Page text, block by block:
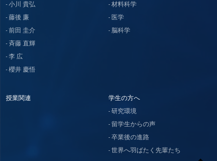
小川 貴弘
藤後 廉
前田 圭介
斉藤 直輝
李 広
櫻井 慶悟
材料科学
医学
脳科学
授業関連
学生の方へ
研究環境
留学生からの声
卒業後の進路
世界へ羽ばたく先輩たち